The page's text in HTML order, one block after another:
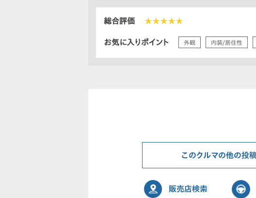
総合評価 ★★★★★
お気に入りポイント 外観 内装/居住性
このクルマの他の投
販売店検索